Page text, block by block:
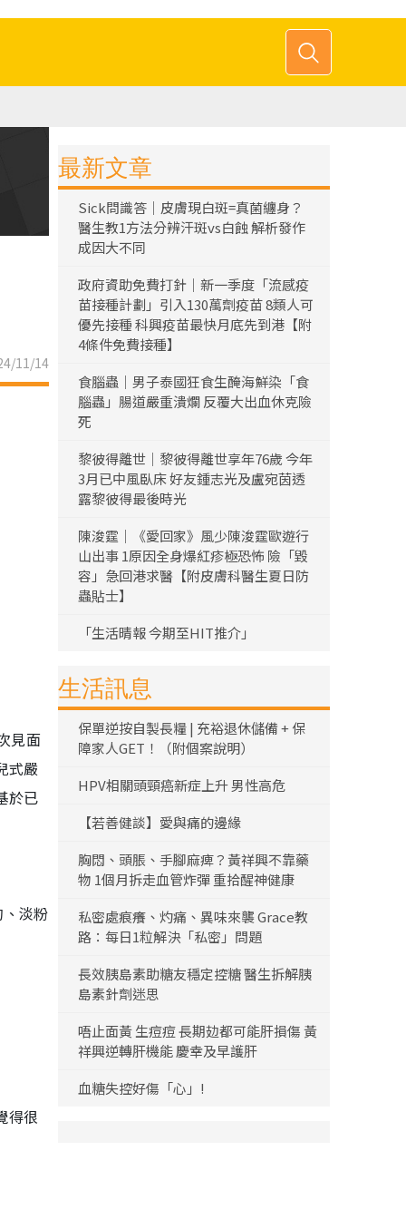
11/14
見面
式嚴
於已
淡粉
得很
最新文章
Sick問識答｜皮膚現白斑=真菌纏身？
醫生教1方法分辨汗斑vs白蝕 解析發作
成因大不同
政府資助免費打針｜新一季度「流感疫
苗接種計劃」引入130萬劑疫苗 8類人可
優先接種 科興疫苗最快月底先到港【附
4條件免費接種】
食腦蟲｜男子泰國狂食生醃海鮮染「食
腦蟲」腸道嚴重潰爛 反覆大出血休克險
死
黎彼得離世｜黎彼得離世享年76歲 今年
3月已中風臥床 好友鍾志光及盧宛茵透
露黎彼得最後時光
陳浚霆｜《愛回家》風少陳浚霆歐遊行
山出事 1原因全身爆紅疹極恐怖 險「毀
容」急回港求醫【附皮膚科醫生夏日防
蟲貼士】
「生活晴報 今期至HIT推介」
生活訊息
保單逆按自製長糧 | 充裕退休儲備 + 保
障家人GET！（附個案說明）
HPV相關頭頸癌新症上升 男性高危
【若善健談】愛與痛的邊緣
胸悶、頭脹、手腳麻痺？黃祥興不靠藥
物 1個月拆走血管炸彈 重拾醒神健康
私密處痕癢、灼痛、異味來襲 Grace教
路：每日1粒解決「私密」問題
長效胰島素助糖友穩定控糖 醫生拆解胰
島素針劑迷思
唔止面黃 生痘痘 長期攰都可能肝損傷 黃
祥興逆轉肝機能 慶幸及早護肝
血糖失控好傷「心」!